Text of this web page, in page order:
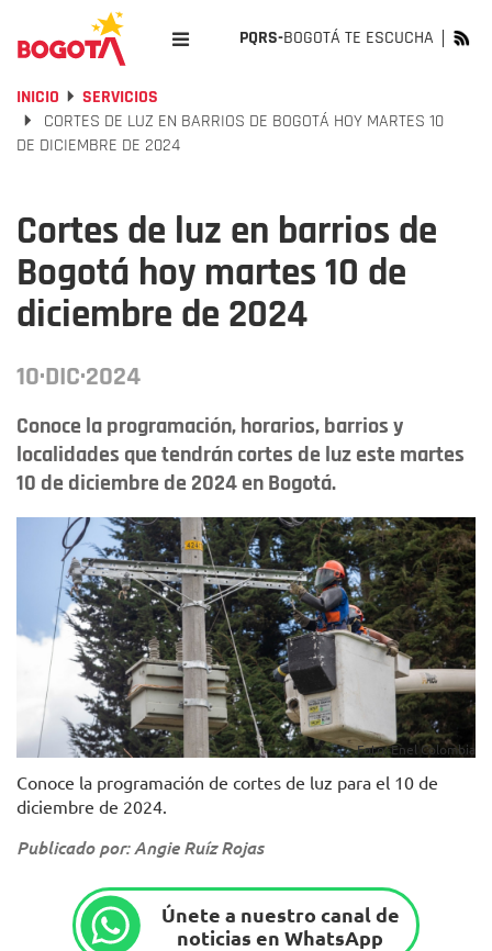
PQRS-BOGOTÁ TE ESCUCHA
INICIO
SERVICIOS
CORTES DE LUZ EN BARRIOS DE BOGOTÁ HOY MARTES 10
DE DICIEMBRE DE 2024
Cortes de luz en barrios de
Bogotá hoy martes 10 de
diciembre de 2024
10·DIC·2024
Conoce la programación, horarios, barrios y
localidades que tendrán cortes de luz este martes
10 de diciembre de 2024 en Bogotá.
Foto: Enel Colombia
Conoce la programación de cortes de luz para el 10 de
diciembre de 2024.
Publicado por: Angie Ruíz Rojas
Únete a nuestro canal de
noticias en WhatsApp